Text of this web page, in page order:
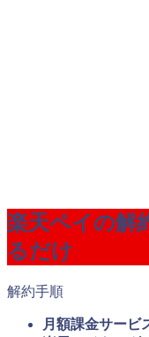
楽天ペイの解
るだけ
解約手順
月額課金サービ